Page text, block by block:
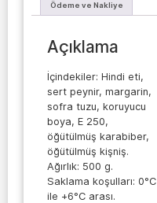
Ödeme ve Nakliye
Açıklama
İçindekiler: Hindi eti,
sert peynir, margarin,
sofra tuzu, koruyucu
boya, E 250,
öğütülmüş karabiber,
öğütülmüş kişniş.
Ağırlık: 500 g.
Saklama koşulları: 0°C
ile +6°C arası.